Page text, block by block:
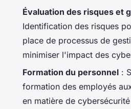
Évaluation des risques et
Identification des risques
place de processus de
minimiser l'impact des
Formation du personnel :
formation des employés
en matière de